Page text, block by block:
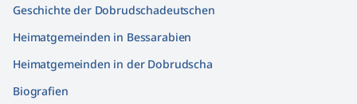
Geschichte der Dobrudschadeutschen
Heimatgemeinden in Bessarabien
Heimatgemeinden in der Dobrudscha
Biografien